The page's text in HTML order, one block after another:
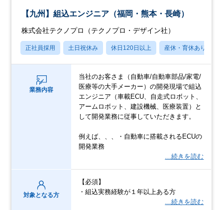
【九州】組込エンジニア（福岡・熊本・長崎）
株式会社テクノプロ（テクノプロ・デザイン社）
正社員採用 土日祝休み 休日120日以上 産休・育休あり
業務内容
当社のお客さま（自動車/自動車部品/家電/
医療等の大手メーカー）の開発現場で組込
エンジニア（車載ECU、自走式ロボット、
アームロボット、建設機械、医療装置）と
して開発業務に従事していただきます。
例えば、、、・自動車に搭載されるECUの
開発業務
…続きを読む
対象となる方
【必須】
・組込実務経験が１年以上ある方
…続きを読む